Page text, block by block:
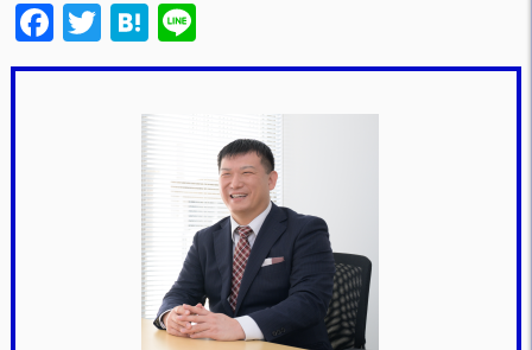
F
a
T
wi
H
at
n
a
n